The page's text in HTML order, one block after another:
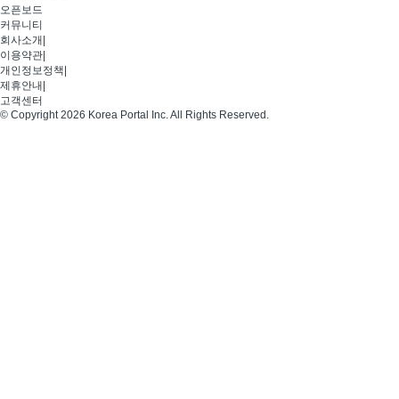
오픈보드
커뮤니티
회사소개
이용약관
개인정보정책
제휴안내
고객센터
© Copyright 2026 Korea Portal Inc. All Rights Reserved.